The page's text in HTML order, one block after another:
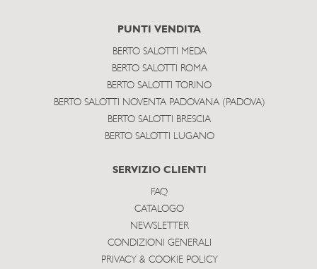
PUNTI VENDITA
BERTO SALOTTI MEDA
BERTO SALOTTI ROMA
BERTO SALOTTI TORINO
BERTO SALOTTI NOVENTA PADOVANA (PADOVA)
BERTO SALOTTI BRESCIA
BERTO SALOTTI LUGANO
SERVIZIO CLIENTI
FAQ
CATALOGO
NEWSLETTER
CONDIZIONI GENERALI
PRIVACY & COOKIE POLICY